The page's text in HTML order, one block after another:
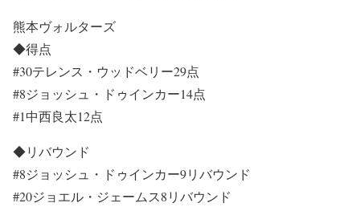
熊本ヴォルターズ
◆得点
#30テレンス・ウッドベリー29点
#8ジョッシュ・ドゥインカー14点
#1中西良太12点
◆リバウンド
#8ジョッシュ・ドゥインカー9リバウンド
#20ジョエル・ジェームス8リバウンド